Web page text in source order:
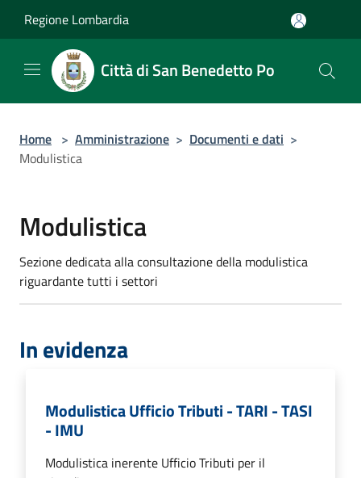
Regione Lombardia
Città di San Benedetto Po
Home > Amministrazione > Documenti e dati >
Modulistica
Modulistica
Sezione dedicata alla consultazione della modulistica
riguardante tutti i settori
In evidenza
Modulistica Ufficio Tributi - TARI - TASI
- IMU
Modulistica inerente Ufficio Tributi per il